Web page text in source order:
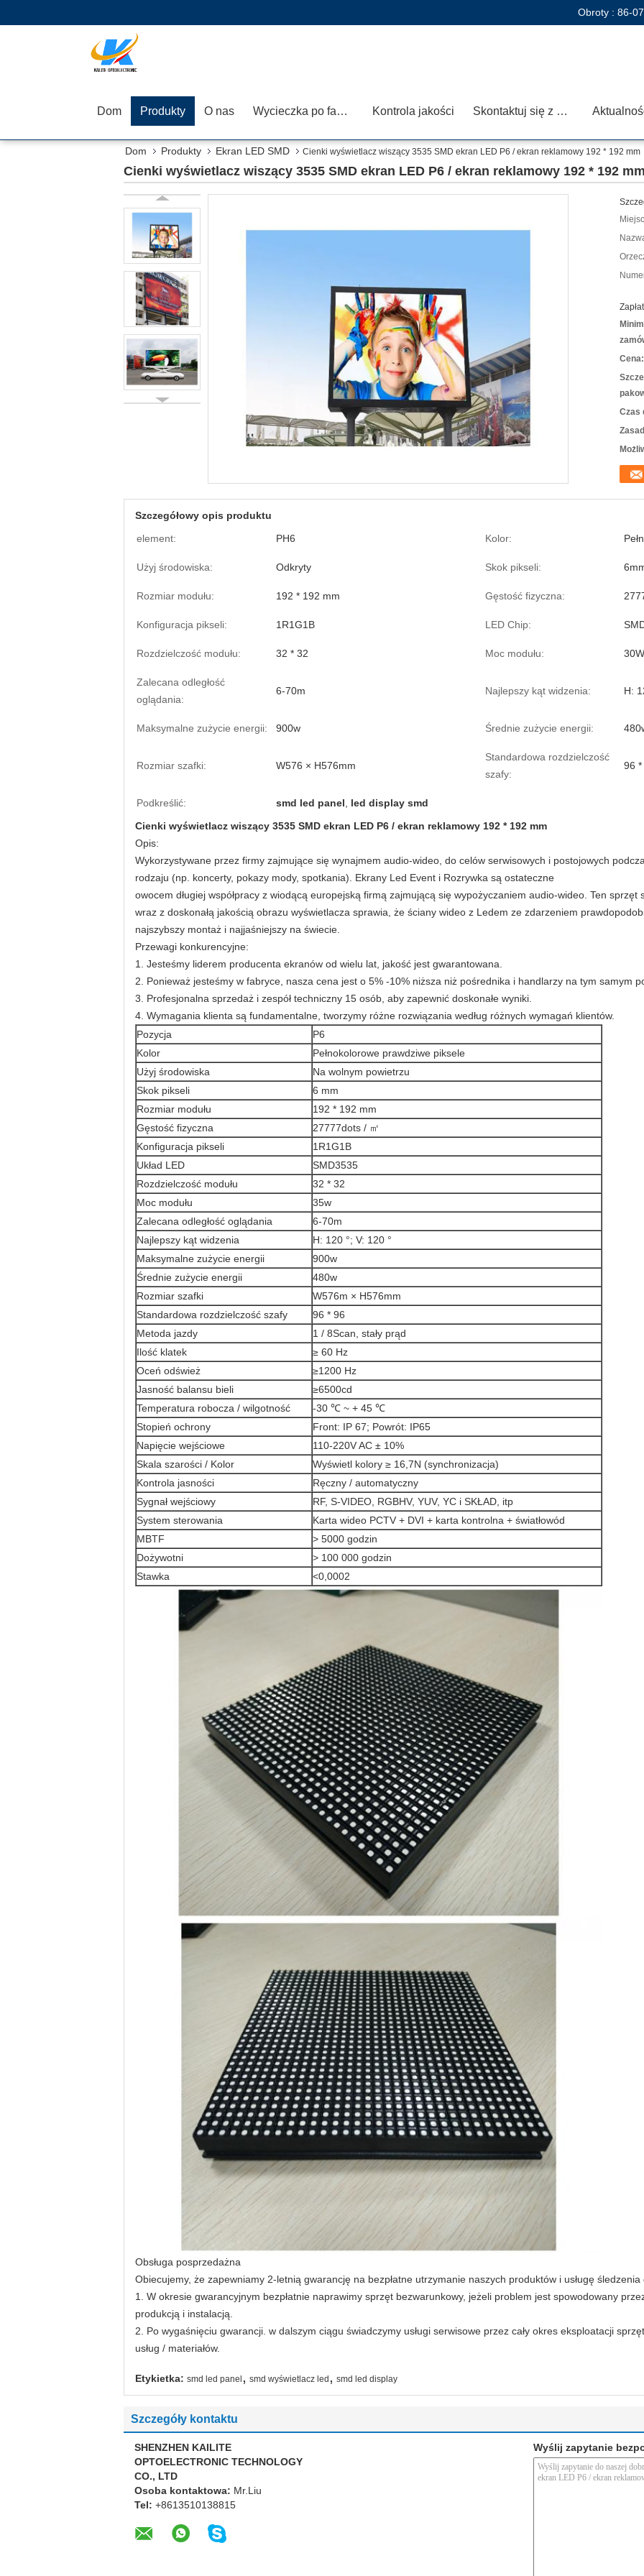
Obroty : 86-
Dom Produkty O nas Wycieczka po fabryce Kontrola jakości Skontaktuj się z nami
Dom Produkty Ekran LED SMD Cienki wyświetlacz wiszący 3535 SMD ekran LED P6 / ekran reklamowy 192 * 192 mm
Cienki wyświetlacz wiszący 3535 SMD ekran LED P6 / ekran reklamowy 192 * 192 mm
Cena:
Czas
Szczegółowy opis produktu
element:
PH6 Kolor:
Użyj środowiska: Odkryty Skok pikseli:
Rozmiar modułu: 192 * 192 mm Gęstość fizyczna:
Konfiguracja pikseli: 1R1G1B LED Chip:
Rozdzielczość modułu: 32 * 32 Moc modułu: 30W
Zalecana odległość
oglądania:
6-70m Najlepszy kąt widzenia: H:
Maksymalne zużycie energii: 900w Średnie zużycie energii:
Rozmiar szafki: W576 × H576mm
Standardowa rozdzielczość
szafy:
96 *
Podkreślić: smd led panel
led display smd
Cienki wyświetlacz wiszący 3535 SMD ekran LED P6 / ekran reklamowy 192 * 192 mm
Opis:
Wykorzystywane przez firmy zajmujące się wynajmem audio-wideo, do celów serwisowych i postojowych
rodzaju (np. koncerty, pokazy mody, spotkania). Ekrany Led Event i Rozrywka są ostateczne
owocem długiej współpracy z wiodącą europejską firmą zajmującą się wypożyczaniem audio-wideo. Ten sprzęt
wraz z doskonałą jakością obrazu wyświetlacza sprawia, że ​​ściany wideo z Ledem ze zdarzeniem
najszybszy montaż i najjaśniejszy na świecie.
Przewagi konkurencyjne:
1. Jesteśmy liderem producenta ekranów od wielu lat, jakość jest gwarantowana.
2. Ponieważ jesteśmy w fabryce, nasza cena jest o 5% -10% niższa niż pośrednika i handlarzy na tym samym
3. Profesjonalna sprzedaż i zespół techniczny 15 osób, aby zapewnić doskonałe wyniki.
4. Wymagania klienta są fundamentalne, tworzymy różne rozwiązania według różnych wymagań klientów.
Pozycja
P6
Kolor
Pełnokolorowe prawdziwe piksele
Użyj środowiska
Na wolnym powietrzu
Skok pikseli
6 mm
Rozmiar modułu
192 * 192 mm
Gęstość fizyczna
27777dots / ㎡
Konfiguracja pikseli
1R1G1B
Układ LED
SMD3535
Rozdzielczość modułu
32 * 32
Moc modułu
35w
Zalecana odległość oglądania
6-70m
Najlepszy kąt widzenia
H: 120 °; V: 120 °
Maksymalne zużycie energii
900w
Średnie zużycie energii
480w
Rozmiar szafki
W576m × H576mm
Standardowa rozdzielczość szafy
96 * 96
Metoda jazdy
1 / 8Scan, stały prąd
Ilość klatek
≥ 60 Hz
Oceń odśwież
≥1200 Hz
Jasność balansu bieli
≥6500cd
Temperatura robocza / wilgotność
-30 ℃ ~ + 45 ℃
Stopień ochrony
Front: IP 67; Powrót: IP65
Napięcie wejściowe
110-220V AC ± 10%
Skala szarości / Kolor
Wyświetl kolory ≥ 16,7N (synchronizacja)
Kontrola jasności
Ręczny / automatyczny
Sygnał wejściowy
RF, S-VIDEO, RGBHV, YUV, YC i SKŁAD, itp
System sterowania
Karta wideo PCTV + DVI + karta kontrolna + światłowód
MBTF
> 5000 godzin
Dożywotni
> 100 000 godzin
Stawka
<0,0002
Obsługa posprzedażna
Obiecujemy, że zapewniamy 2-letnią gwarancję na bezpłatne utrzymanie naszych produktów i usługę śledzenia
1. W okresie gwarancyjnym bezpłatnie naprawimy sprzęt bezwarunkowy, jeżeli problem jest spowodowany
produkcją i instalacją.
2. Po wygaśnięciu gwarancji. w dalszym ciągu świadczymy usługi serwisowe przez cały okres eksploatacji
usług / materiałów.
Etykietka: smd led panel , smd wyświetlacz led , smd led display
Szczegóły kontaktu
SHENZHEN KAILITE
OPTOELECTRONIC TECHNOLOGY
CO., LTD
Osoba kontaktowa: Mr.Liu
Tel: +8613510138815
Wyślij zapytanie